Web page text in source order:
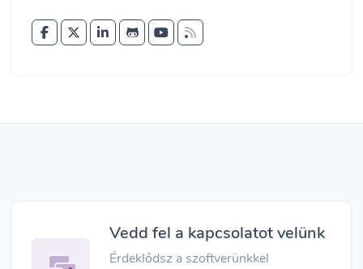
Vedd fel a kapcsolatot velünk
Érdeklődsz a szoftverünkkel